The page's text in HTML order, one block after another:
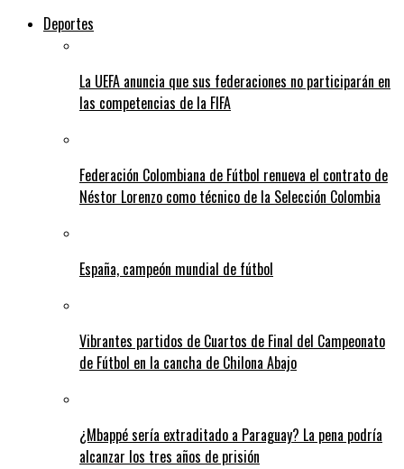
Deportes
La UEFA anuncia que sus federaciones no participarán en
las competencias de la FIFA
Federación Colombiana de Fútbol renueva el contrato de
Néstor Lorenzo como técnico de la Selección Colombia
España, campeón mundial de fútbol
Vibrantes partidos de Cuartos de Final del Campeonato
de Fútbol en la cancha de Chilona Abajo
¿Mbappé sería extraditado a Paraguay? La pena podría
alcanzar los tres años de prisión